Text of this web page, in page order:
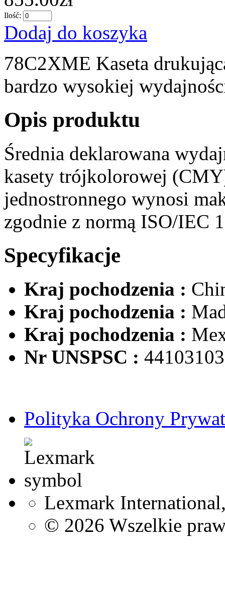
Ilość:
Dodaj do koszyka
78C2XME Kaseta
bardzo wysokiej
Opis produktu
Średnia deklarowana
kasety trójkolorowej
jednostronnego wynosi
zgodnie z normą ISO/IEC
Specyfikacje
Kraj pochodzenia :
Kraj pochodzenia :
Kraj pochodzenia :
Nr UNSPSC : 44103103
Polityka Ochrony
Lexmark
© 2026 Wszelkie